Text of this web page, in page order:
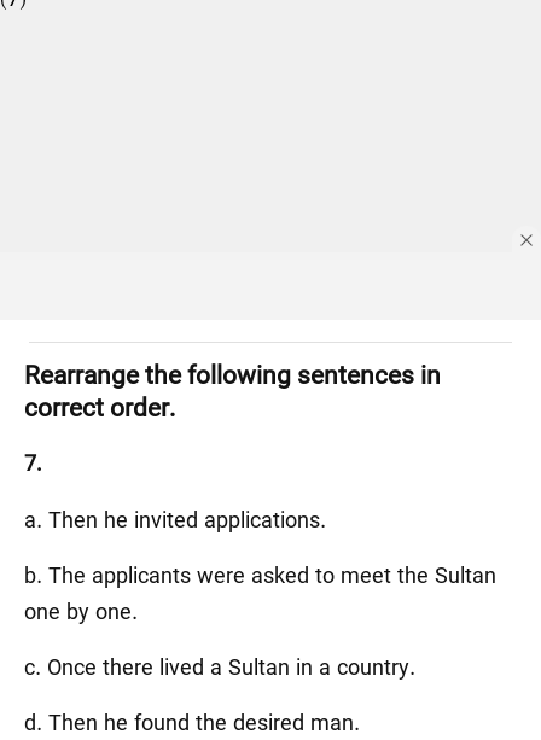
Rearrange the following sentences in
correct order.
7.
a. Then he invited applications.
b. The applicants were asked to meet the Sultan
one by one.
c. Once there lived a Sultan in a country.
d. Then he found the desired man.